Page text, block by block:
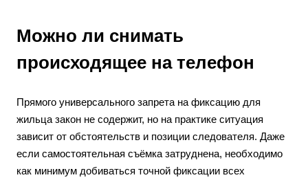
Можно ли снимать
происходящее на телефон
Прямого универсального запрета на фиксацию для
жильца закон не содержит, но на практике ситуация
зависит от обстоятельств и позиции следователя. Даже
если самостоятельная съёмка затруднена, необходимо
как минимум добиваться точной фиксации всех